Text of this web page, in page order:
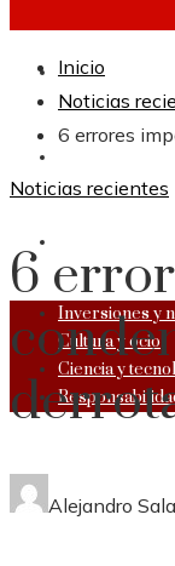
CULTURA Y
Inversiones y
Cultura y ocio
Ciencia y
Inicio
Noticias
6 errores
Noticias recientes
6
Alejandro